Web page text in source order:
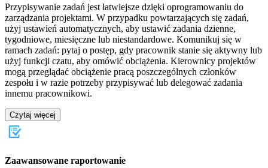
Przypisywanie zadań jest łatwiejsze dzięki oprogramowaniu do
zarządzania projektami. W przypadku powtarzających się zadań,
użyj ustawień automatycznych, aby ustawić zadania dzienne,
tygodniowe, miesięczne lub niestandardowe. Komunikuj się w
ramach zadań: pytaj o postęp, gdy pracownik stanie się aktywny lub
użyj funkcji czatu, aby omówić obciążenia. Kierownicy projektów
mogą przeglądać obciążenie pracą poszczególnych członków
zespołu i w razie potrzeby przypisywać lub delegować zadania
innemu pracownikowi.
Czytaj więcej
Zaawansowane raportowanie